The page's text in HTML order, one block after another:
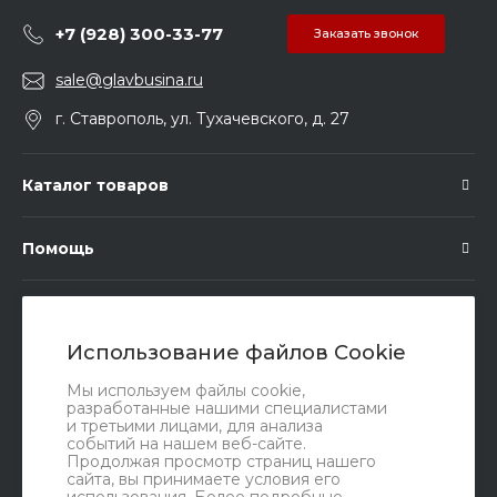
Использование файлов Cookie
Мы используем файлы cookie,
разработанные нашими специалистами
и третьими лицами, для анализа
событий на нашем веб-сайте.
Продолжая просмотр страниц нашего
сайта, вы принимаете условия его
+7 (928) 300-33-77 Заказать звонок
sale@glavbusina.ru
г. Ставрополь, ул. Тухачевского, д. 27
Каталог товаров
Помощь